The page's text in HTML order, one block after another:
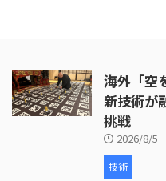
海外「空
新技術が
挑戦
2026/8/5
技術